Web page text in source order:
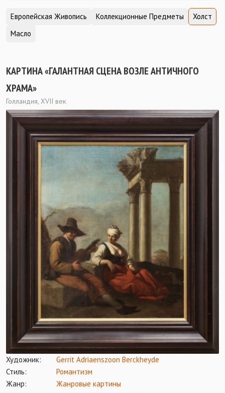
Европейская Живопись Коллекционные Предметы
Холст
Масло
КАРТИНА «ГАЛАНТНАЯ СЦЕНА ВОЗЛЕ АНТИЧНОГО
ХРАМА»
Голландия, XVII век
Художник:
Gerrit Adriaenszoon Berckheyde
Стиль:
Романтизм
Жанр:
Жанровые картины